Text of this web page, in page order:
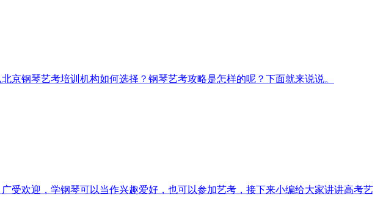
钢琴艺考培训机构如何选择？钢琴艺考攻略是怎样的呢？下面就来说说。
受欢迎，学钢琴可以当作兴趣爱好，也可以参加艺考，接下来小编给大家讲讲高考艺